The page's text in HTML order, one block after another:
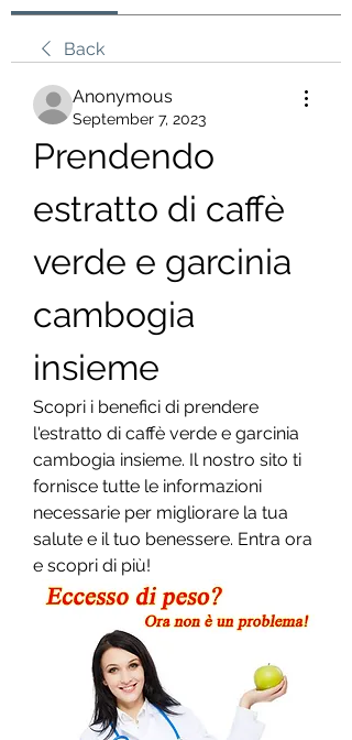
Back
Anonymous
September 7, 2023
Prendendo
estratto di caffè
verde e garcinia
cambogia
insieme
Scopri i benefici di prendere
l'estratto di caffè verde e garcinia
cambogia insieme. Il nostro sito ti
fornisce tutte le informazioni
necessarie per migliorare la tua
salute e il tuo benessere. Entra ora
e scopri di più!